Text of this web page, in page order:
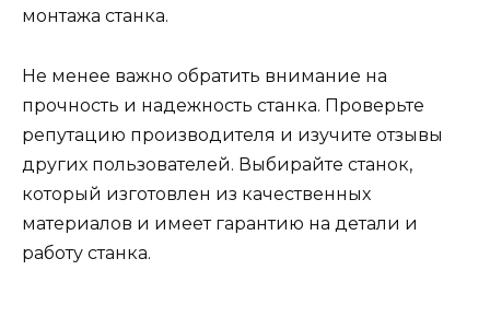
монтажа станка.
Не менее важно обратить внимание на
прочность и надежность станка. Проверьте
репутацию производителя и изучите отзывы
других пользователей. Выбирайте станок,
который изготовлен из качественных
материалов и имеет гарантию на детали и
работу станка.